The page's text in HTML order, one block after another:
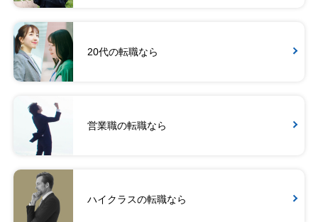
20代の転職なら
営業職の転職なら
ハイクラスの転職なら